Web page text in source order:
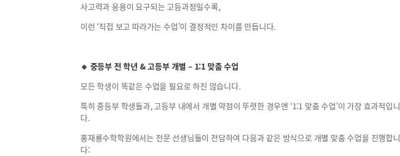
사고력과 응용이 요구되는 고등과정일수록,
이런 ‘직접 보고 따라가는 수업’이 결정적인 차이를 만듭니다.
🔹 중등부 전 학년 & 고등부 개별 – 1:1 맞춤 수업
모든 학생이 똑같은 수업을 필요로 하진 않습니다.
특히 중등부 학생들과, 고등부 내에서 개별 약점이 뚜렷한 경우엔 ‘1:1 맞춤 수업’이 가장 효과적입니
다.
홍재룡수학학원에서는 전문 선생님들이 전담하여 다음과 같은 방식으로 개별 맞춤 수업을 진행합니
다: